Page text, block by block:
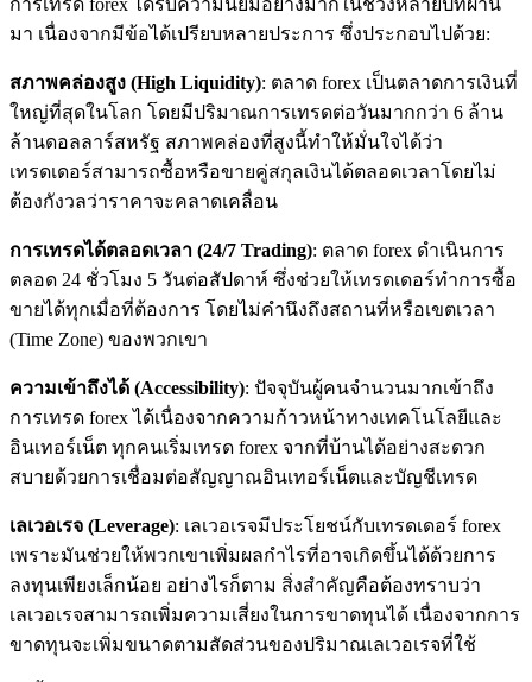
การเทรด forex ได้รับความนิยมอย่างมากในช่วงหลายปีที่ผ่าน
มา เนื่องจากมีข้อได้เปรียบหลายประการ ซึ่งประกอบไปด้วย:
สภาพคล่องสูง (High Liquidity): ตลาด forex เป็นตลาดการเงินที่
ใหญ่ที่สุดในโลก โดยมีปริมาณการเทรดต่อวันมากกว่า 6 ล้าน
ล้านดอลลาร์สหรัฐ สภาพคล่องที่สูงนี้ทำให้มั่นใจได้ว่า
เทรดเดอร์สามารถซื้อหรือขายคู่สกุลเงินได้ตลอดเวลาโดยไม่
ต้องกังวลว่าราคาจะคลาดเคลื่อน
การเทรดได้ตลอดเวลา (24/7 Trading): ตลาด forex ดำเนินการ
ตลอด 24 ชั่วโมง 5 วันต่อสัปดาห์ ซึ่งช่วยให้เทรดเดอร์ทำการซื้อ
ขายได้ทุกเมื่อที่ต้องการ โดยไม่คำนึงถึงสถานที่หรือเขตเวลา
(Time Zone) ของพวกเขา
ความเข้าถึงได้ (Accessibility): ปัจจุบันผู้คนจำนวนมากเข้าถึง
การเทรด forex ได้เนื่องจากความก้าวหน้าทางเทคโนโลยีและ
อินเทอร์เน็ต ทุกคนเริ่มเทรด forex จากที่บ้านได้อย่างสะดวก
สบายด้วยการเชื่อมต่อสัญญาณอินเทอร์เน็ตและบัญชีเทรด
เลเวอเรจ (Leverage): เลเวอเรจมีประโยชน์กับเทรดเดอร์ forex
เพราะมันช่วยให้พวกเขาเพิ่มผลกำไรที่อาจเกิดขึ้นได้ด้วยการ
ลงทุนเพียงเล็กน้อย อย่างไรก็ตาม สิ่งสำคัญคือต้องทราบว่า
เลเวอเรจสามารถเพิ่มความเสี่ยงในการขาดทุนได้ เนื่องจากการ
ขาดทุนจะเพิ่มขนาดตามสัดส่วนของปริมาณเลเวอเรจที่ใช้